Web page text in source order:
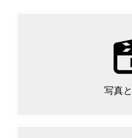
写真